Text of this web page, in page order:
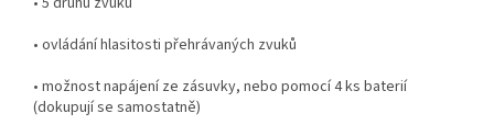
• ovládání hlasitosti přehrávaných zvuků
• možnost napájení ze zásuvky, nebo pomocí 4 ks baterií
(dokupují se samostatně)